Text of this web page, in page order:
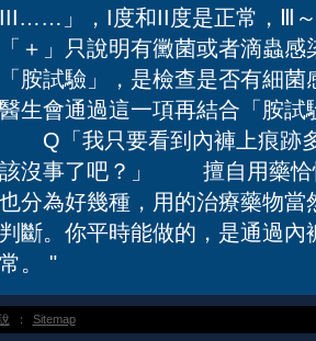
III……」，I度和II度是正常，Ⅲ
「＋」只說明有黴菌或者滴蟲
「胺試驗」，是檢查是否有細
醫生會通過這一項再結合「胺
Q「我只要看到內褲上痕跡多
該沒事了吧？」 擅自用藥恰
也分為好幾種，用的治療藥物
判斷。你平時能做的，是通過
常。 "
： Sitemap